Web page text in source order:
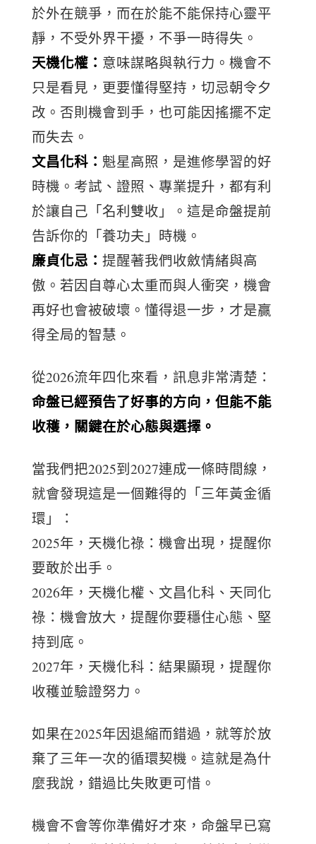
於外在競爭，而在於能不能保持心靈平
靜，不受外界干擾，不爭一時得失。
天機化權： 意味謀略與執行力。機會不
只是看見，更要懂得堅持，切忌朝令夕
改。否則機會到手，也可能因搖擺不定
而失去。
文昌化科： 魁星高照，是進修學習的好
時機。考試、證照、專業提升，都有利
於讓自己「名利雙收」。這是命盤提前
告訴你的「養功夫」時機。
廉貞化忌： 提醒著我們收斂情緒與高
傲。若因自尊心太重而與人衝突，機會
再好也會被破壞。懂得退一步，才是贏
得全局的智慧。
從2026流年四化來看，訊息非常清楚：
命盤已經預告了好事的方向，但能不能
收穫，關鍵在於心態與選擇。
當我們把2025到2027連成一條時間線，
就會發現這是一個難得的「三年黃金循
環」：
2025年，天機化祿：機會出現，提醒你
要敢於出手。
2026年，天機化權、文昌化科、天同化
祿：機會放大，提醒你要穩住心態、堅
持到底。
2027年，天機化科：結果顯現，提醒你
收穫並驗證努力。
如果在2025年因退縮而錯過，就等於放
棄了三年一次的循環契機。這就是為什
麼我說，錯過比失敗更可惜。
機會不會等你準備好才來，命盤早已寫